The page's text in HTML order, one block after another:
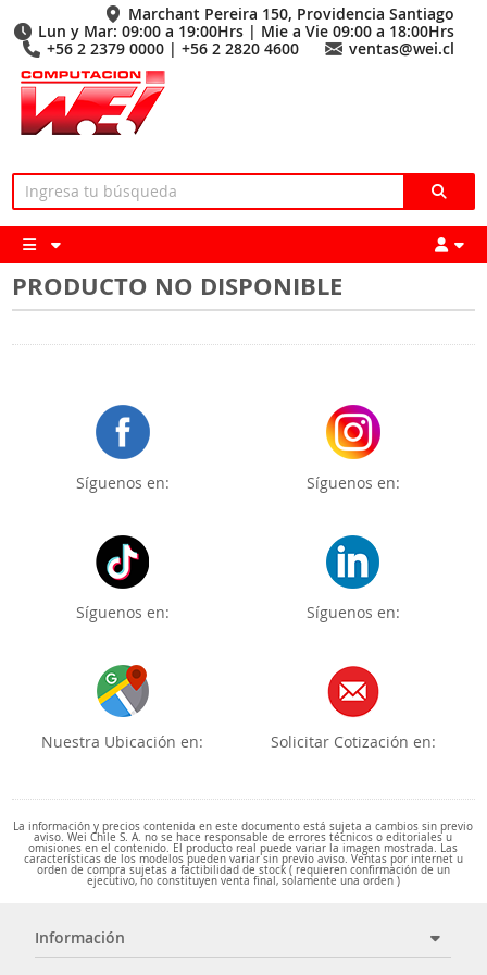
Marchant Pereira 150, Providencia Santiago
Lun y Mar: 09:00 a 19:00Hrs | Mie a Vie 09:00 a 18:00Hrs
+56 2 2379 0000 | +56 2 2820 4600
ventas@wei.cl
PRODUCTO NO DISPONIBLE
Síguenos en: Síguenos en:
Síguenos en: Síguenos en:
Nuestra Ubicación en: Solicitar Cotización en:
La información y precios contenida en este documento está sujeta a cambios sin previo
aviso. Wei Chile S. A. no se hace responsable de errores técnicos o editoriales u
omisiones en el contenido. El producto real puede variar la imagen mostrada. Las
características de los modelos pueden variar sin previo aviso. Ventas por internet u
orden de compra sujetas a factibilidad de stock ( requieren confirmación de un
ejecutivo, no constituyen venta final, solamente una orden )
Información